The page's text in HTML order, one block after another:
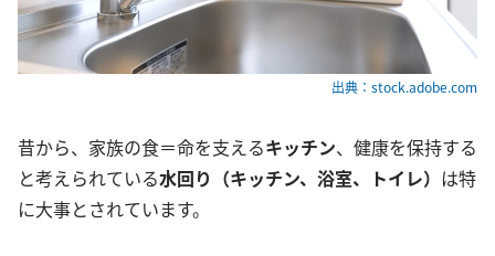
出典：stock.adobe.com
昔から、家族の食＝命を支えるキッチン、健康を保持する
と考えられている水回り（キッチン、浴室、トイレ） は特
に大事とされています。